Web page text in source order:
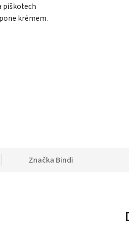
piškotech
krémem.
Značka Bindi